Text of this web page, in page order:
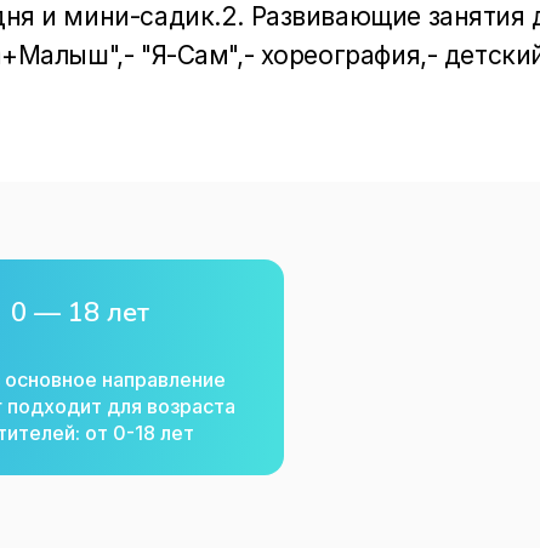
и мини-садик.2. Развивающие занятия
"Я-Сам",- хореография,-
анлийским языком для детей от 3
0 — 18 лет
основное направление
подходит для возраста
от 0-18 лет